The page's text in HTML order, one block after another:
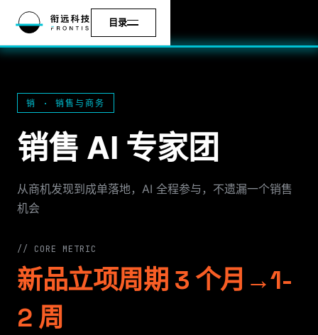
目录
销 · 销售与商务
销售 AI 专家团
从商机发现到成单落地，AI 全程参与，不遗漏一个销售
机会
// CORE METRIC
新品立项周期 3 个月→1-
2 周